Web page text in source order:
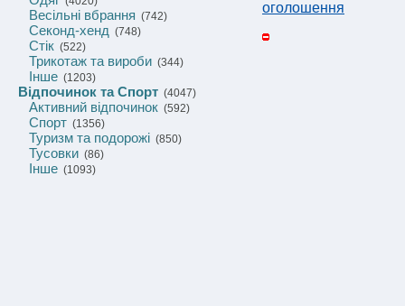
Весільні вбрання (742)
Секонд-хенд (748)
Стік (522)
Трикотаж та вироби (344)
Інше (1203)
Відпочинок та Спорт (4047)
Активний відпочинок (592)
Спорт (1356)
Туризм та подорожі (850)
Тусовки (86)
Інше (1093)
оголошення